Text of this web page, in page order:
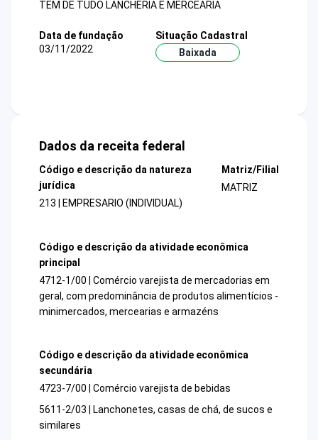
TEM DE TUDO LANCHERIA E MERCEARIA
Data de fundação
03/11/2022
Situação Cadastral
Baixada
Dados da receita federal
Código e descrição da natureza
jurídica
213 | EMPRESARIO (INDIVIDUAL)
Matriz/Filial
MATRIZ
Código e descrição da atividade econômica
principal
4712-1/00 | Comércio varejista de mercadorias em
geral, com predominância de produtos alimentícios -
minimercados, mercearias e armazéns
Código e descrição da atividade econômica
secundária
4723-7/00 | Comércio varejista de bebidas
5611-2/03 | Lanchonetes, casas de chá, de sucos e
similares